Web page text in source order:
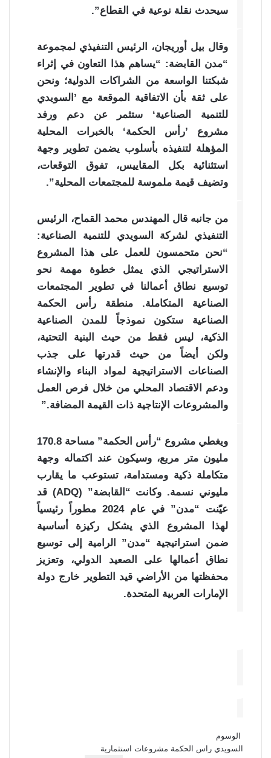
سيحدث نقلة نوعية في القطاع”.
وقال بيل أوريجان، الرئيس التنفيذي لمجموعة
“مدن القابضة: “يساهم هذا التعاون في إثراء
شبكتنا الواسعة من الشراكات الدولية؛ ونحن
على ثقة بأن الاتفاقية الموقعة مع ’السويدي
للتنمية الصناعية‘ ستثمر عن دعم ورفد
مشروع ’رأس الحكمة‘ بالخبرات المحلية
المؤهلة لتنفيذه بأسلوب يضمن تطوير وجهة
استثنائية بكل المقاييس، تفوق التوقعات،
وتضيف قيمة ملموسة للمجتمعات المحلية”.
من جانبه قال المهندس محمد القماح، الرئيس
التنفيذي لشركة السويدي للتنمية الصناعية:
“نحن متحمسون للعمل على هذا المشروع
الاستراتيجي الذي يمثل خطوة مهمة نحو
توسيع نطاق أعمالنا في تطوير المجتمعات
الصناعية المتكاملة. منطقة رأس الحكمة
الصناعية ستكون نموذجاً للمدن الصناعية
الذكية، ليس فقط من حيث البنية التحتية،
ولكن أيضاً من حيث قدرتها على جذب
الصناعات الاستراتيجية لمواد البناء والإنشاء
ودعم الاقتصاد المحلي من خلال فرص العمل
والمشروعات الإنتاجية ذات القيمة المضافة.”
ويغطي مشروع “رأس الحكمة” مساحة 170.8
مليون متر مربع، وسيكون عند اكتماله وجهة
متكاملة ذكية ومستدامة، تستوعب ما يقارب
مليوني نسمة. وكانت “القابضة” (ADQ) قد
عيّنت “مدن” في عام 2024 مطوراً رئيسياً
لهذا المشروع الذي يشكل ركيزة أساسية
ضمن استراتيجية “مدن” الرامية إلى توسيع
نطاق أعمالها على الصعيد الدولي، وتعزيز
محفظتها من الأراضي قيد التطوير خارج دولة
الإمارات العربية المتحدة.
الوسوم
السويدي راس الحكمة مشروعات استثمارية